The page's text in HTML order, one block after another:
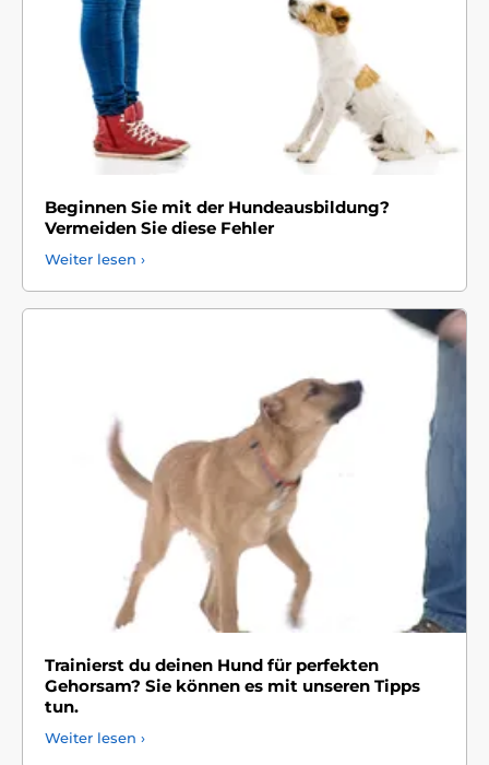
Beginnen Sie mit der Hundeausbildung?
Vermeiden Sie diese Fehler
Weiter lesen ›
Trainierst du deinen Hund für perfekten
Gehorsam? Sie können es mit unseren Tipps
tun.
Weiter lesen ›